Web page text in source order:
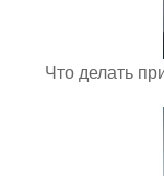
Что делать